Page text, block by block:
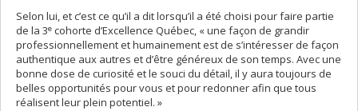
Selon lui, et c’est ce qu’il a dit lorsqu’il a été choisi pour faire partie
de la 3e cohorte d’Excellence Québec, « une façon de grandir
professionnellement et humainement est de s’intéresser de façon
authentique aux autres et d’être généreux de son temps. Avec une
bonne dose de curiosité et le souci du détail, il y aura toujours de
belles opportunités pour vous et pour redonner afin que tous
réalisent leur plein potentiel. »